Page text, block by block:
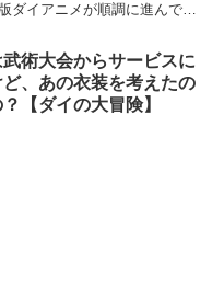
ダイアニメが順調に進んでい
術大会からサービスに
、あの衣装を考えたの
【ダイの大冒険】